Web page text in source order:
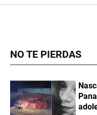
NO TE PIERDAS